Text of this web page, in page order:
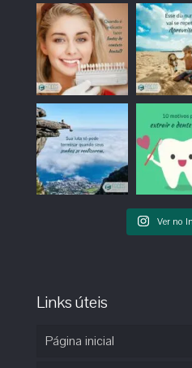
Ver no
Links úteis
Página inicial